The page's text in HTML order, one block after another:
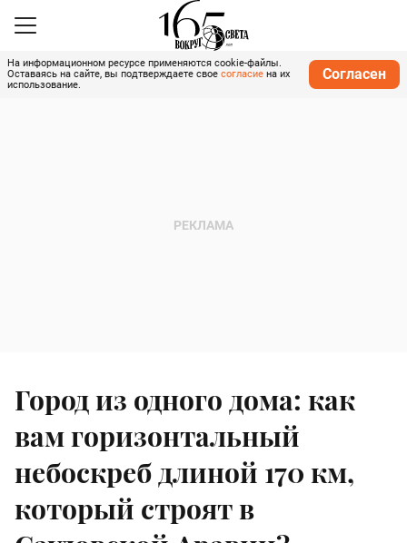
На информационном ресурсе применяются cookie-файлы.
Оставаясь на сайте, вы подтверждаете свое согласие на их
использование.
Согласен
Город из одного дома: как
вам горизонтальный
небоскреб длиной 170 км,
который строят в